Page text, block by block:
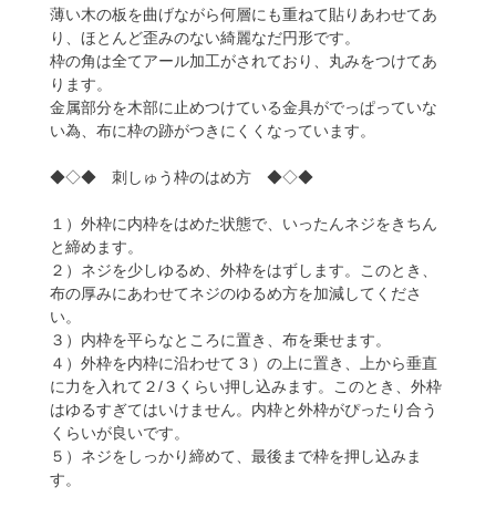
薄い木の板を曲げながら何層にも重ねて貼りあわせてあ
り、ほとんど歪みのない綺麗なだ円形です。
枠の角は全てアール加工がされており、丸みをつけてあ
ります。
金属部分を木部に止めつけている金具がでっぱっていな
い為、布に枠の跡がつきにくくなっています。
◆◇◆ 刺しゅう枠のはめ方 ◆◇◆
１）外枠に内枠をはめた状態で、いったんネジをきちん
と締めます。
２）ネジを少しゆるめ、外枠をはずします。このとき、
布の厚みにあわせてネジのゆるめ方を加減してくださ
い。
３）内枠を平らなところに置き、布を乗せます。
４）外枠を内枠に沿わせて３）の上に置き、上から垂直
に力を入れて２/３くらい押し込みます。このとき、外枠
はゆるすぎてはいけません。内枠と外枠がぴったり合う
くらいが良いです。
５）ネジをしっかり締めて、最後まで枠を押し込みま
す。